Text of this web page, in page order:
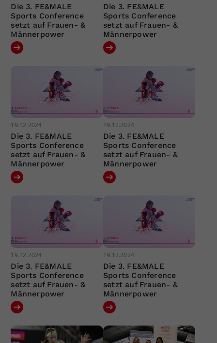
Die 3. FE&MALE
Sports Conference
setzt auf Frauen- &
Männerpower
Die 3. FE&MALE
Sports Conference
setzt auf Frauen- &
Männerpower
19.12.2024
Die 3. FE&MALE
Sports Conference
setzt auf Frauen- &
Männerpower
19.12.2024
Die 3. FE&MALE
Sports Conference
setzt auf Frauen- &
Männerpower
19.12.2024
Die 3. FE&MALE
Sports Conference
setzt auf Frauen- &
Männerpower
19.12.2024
Die 3. FE&MALE
Sports Conference
setzt auf Frauen- &
Männerpower